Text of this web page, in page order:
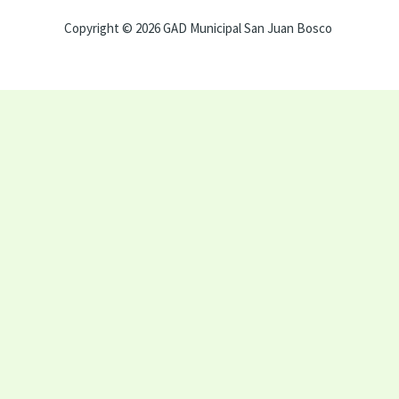
Copyright © 2026 GAD Municipal San Juan Bosco